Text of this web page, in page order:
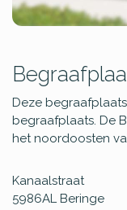
Deze
begraafplaats. De
het noordoosten
Kanaalstraat
5986AL Beringe